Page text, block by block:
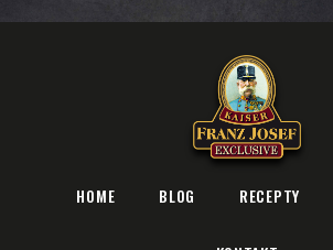
HOME BLOG RECEPTY